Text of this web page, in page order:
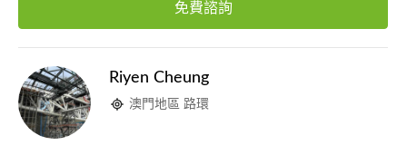
免費諮詢
Riyen Cheung
澳門地區 路環